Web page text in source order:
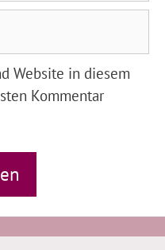
Website in diesem
Kommentar